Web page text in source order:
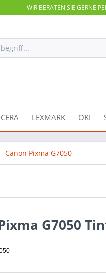
WIR BERATEN SIE GERNE
LEXMARK OKI
Canon Pixma G7050
G7050